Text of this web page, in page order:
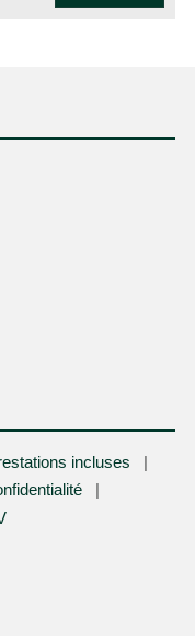
incluses